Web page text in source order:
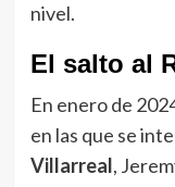
nivel.
El salto al
En enero de
en las que se
Villarreal,